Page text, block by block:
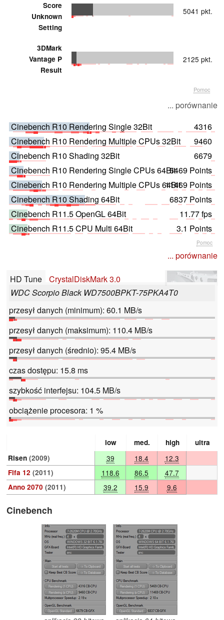
Score
Unknown
Setting
5041 pkt.
3DMark
Vantage P
Result
2125 pkt.
Pomoc
... porównanie
Cinebench R10 Rendering Single 32Bit
4316
Cinebench R10 Rendering Multiple CPUs 32Bit
9460
Cinebench R10 Shading 32Bit
6679
Cinebench R10 Rendering Single CPUs 64Bit5469 Points
Cinebench R10 Rendering Multiple CPUs 64Bit11469 Points
Cinebench R10 Shading 64Bit
6837 Points
Cinebench R11.5 OpenGL 64Bit
11.77 fps
Cinebench R11.5 CPU Multi 64Bit
3.1 Points
Pomoc
... porównanie
HD Tune
CrystalDiskMark 3.0
WDC Scorpio Black WD7500BPKT-75PKA4T0
przesył danych (minimum): 60.1 MB/s
przesył danych (maksimum): 110.4 MB/s
przesył danych (średnio): 95.4 MB/s
czas dostępu: 15.8 ms
szybkość interfejsu: 104.5 MB/s
obciążenie procesora: 1 %
low med. high
ultra
Risen (2009) 39 18.4 12.3
Fifa 12 (2011) 118.6 86.5 47.7
Anno 2070 (2011) 39.2 15.9 9.6
Cinebench